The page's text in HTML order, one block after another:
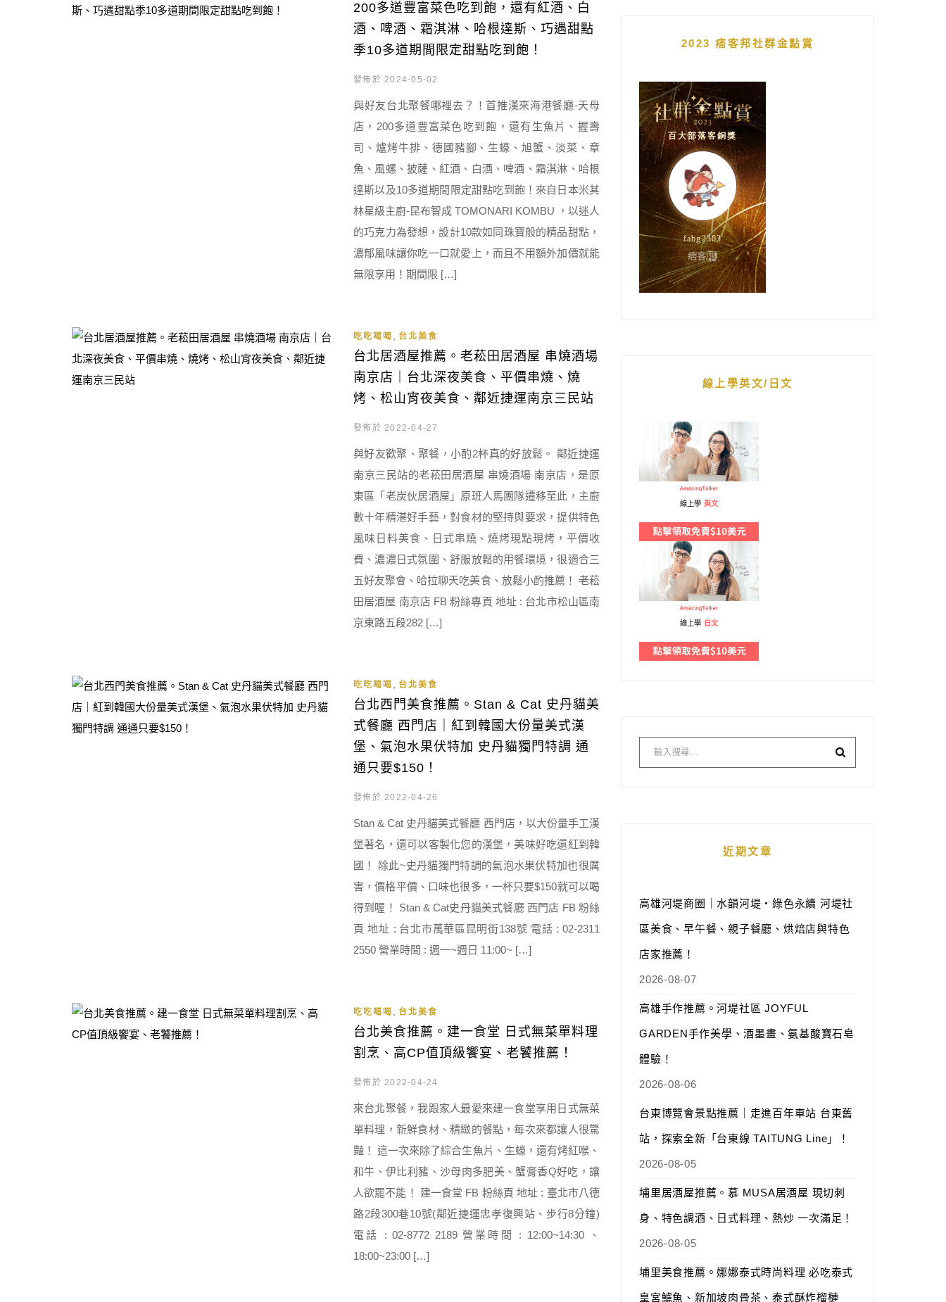
200多道豐富菜色吃到飽，還有紅酒、白
酒、啤酒、霜淇淋、哈根達斯、巧遇甜點
季10多道期間限定甜點吃到飽！
發佈於 2024-05-02
與好友台北聚餐哪裡去？！首推漢來海港餐廳-天母
店，200多道豐富菜色吃到飽，還有生魚片、握壽
司、爐烤牛排、德國豬腳、生蠔、旭蟹、淡菜、章
魚、風螺、披薩、紅酒、白酒、啤酒、霜淇淋、哈根
達斯以及10多道期間限定甜點吃到飽！來自日本米其
林星級主廚-昆布智成 TOMONARI KOMBU ，以迷人
的巧克力為發想，設計10款如同珠寶般的精品甜點，
濃郁風味讓你吃一口就愛上，而且不用額外加價就能
無限享用！期間限 […]
吃吃喝喝 台北美食
台北居酒屋推薦。老菘田居酒屋 串燒酒場
南京店｜台北深夜美食、平價串燒、燒
烤、松山宵夜美食、鄰近捷運南京三民站
發佈於 2022-04-27
與好友歡聚、聚餐，小酌2杯真的好放鬆。 鄰近捷運
南京三民站的老菘田居酒屋 串燒酒場 南京店，是原
東區「老炭伙居酒屋」原班人馬團隊遷移至此，主廚
數十年精湛好手藝，對食材的堅持與要求，提供特色
風味日料美食、日式串燒、燒烤現點現烤，平價收
費、濃濃日式氛圍、舒服放鬆的用餐環境，很適合三
五好友聚會、哈拉聊天吃美食、放鬆小酌推薦！ 老菘
田居酒屋 南京店 FB 粉絲專頁 地址 : 台北市松山區南
京東路五段282 […]
吃吃喝喝 台北美食
台北西門美食推薦。Stan & Cat 史丹貓美
式餐廳 西門店｜紅到韓國大份量美式漢
堡、氣泡水果伏特加 史丹貓獨門特調 通
通只要$150！
發佈於 2022-04-26
Stan & Cat 史丹貓美式餐廳 西門店，以大份量手工漢
堡著名，還可以客製化您的漢堡，美味好吃還紅到韓
國！ 除此~史丹貓獨門特調的氣泡水果伏特加也很厲
害，價格平價、口味也很多，一杯只要$150就可以喝
得到喔！ Stan & Cat史丹貓美式餐廳 西門店 FB 粉絲
頁 地址 : 台北市萬華區昆明街138號 電話 : 02-2311
2550 營業時間 : 週一~週日 11:00~ […]
吃吃喝喝 台北美食
台北美食推薦。建一食堂 日式無菜單料理
割烹、高CP值頂級饗宴、老饕推薦！
發佈於 2022-04-24
來台北聚餐，我跟家人最愛來建一食堂享用日式無菜
單料理，新鮮食材、精緻的餐點，每次來都讓人很驚
豔！ 這一次來除了綜合生魚片、生蠔，還有烤紅喉、
和牛、伊比利豬、沙母肉多肥美、蟹膏香Q好吃，讓
人欲罷不能！ 建一食堂 FB 粉絲頁 地址 : 臺北市八德
路2段300巷10號(鄰近捷運忠孝復興站、步行8分鐘)
電話 : 02-8772 2189 營業時間 : 12:00~14:30 、
18:00~23:00 […]
2023 痞客邦社群金點賞
線上學英文/日文
線上學 英文
線上學 日文
近期文章
高雄河堤商圈｜水韻河堤‧綠色永續 河堤社
區美食、早午餐、親子餐廳、烘焙店與特色
店家推薦！
2026-08-07
高雄手作推薦。河堤社區 JOYFUL
GARDEN手作美學、酒墨畫、氨基酸寶石皂
體驗！
2026-08-06
台東博覽會景點推薦｜走進百年車站 台東舊
站，探索全新「台東線 TAITUNG Line」！
2026-08-05
埔里居酒屋推薦。慕 MUSA居酒屋 現切刺
身、特色調酒、日式料理、熱炒 一次滿足！
2026-08-05
埔里美食推薦。娜娜泰式時尚料理 必吃泰式
皇宮鱸魚、新加坡肉骨茶、泰式酥炸榴槤